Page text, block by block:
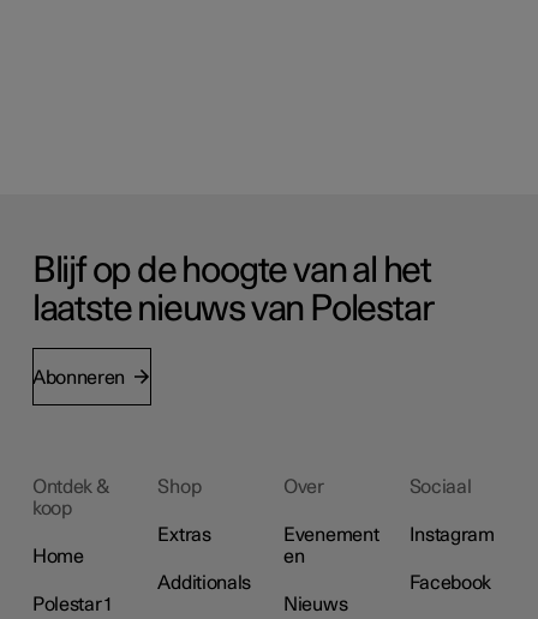
Blijf op de hoogte van al het
laatste nieuws van Polestar
Abonneren
Ontdek &
koop
Home
Polestar 1
Shop
Extras
Additionals
Over
Evenement
en
Nieuws
Sociaal
Instagram
Facebook